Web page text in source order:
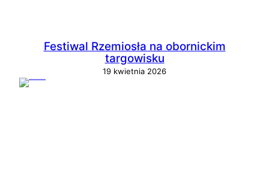
Festiwal Rzemiosła na obornickim
targowisku
19 kwietnia 2026